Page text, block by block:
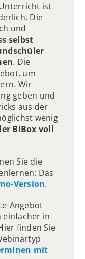
ist
Die
und
selbst
. Die
um
Wir
geben und
aus der
wenig
BiBox voll
Sie die
Das
Version.
Angebot
einfacher in
finden Sie
mit